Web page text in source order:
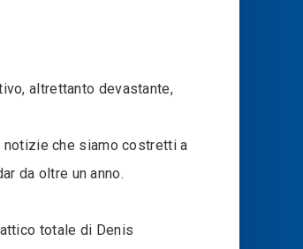
altrettanto devastante,
notizie che siamo costretti a
da oltre un anno.
totale di Denis